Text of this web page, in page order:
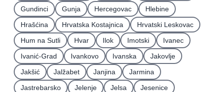
Gundinci
Gunja Hercegovac
Hlebine
Hrašćina
Hrvatska Kostajnica
Hrvatski Leskovac
Hum na Sutli
Hvar Ilok Imotski
Ivanec
Ivanić-Grad
Ivankovo Ivanska
Jakovlje
Jakšić
Jalžabet Janjina
Jarmina
Jastrebarsko
Jelenje Jelsa
Jesenice